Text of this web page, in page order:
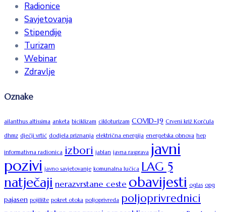
Radionice
Savjetovanja
Stipendije
Turizam
Webinar
Zdravlje
Oznake
ailanthus altissima anketa biciklizam cikloturizam COVID-19 Crveni križ Korčula
dhmz dječji vrtić dodjela priznanja električna energija energetska obnova hep
informativna radionica izbori jablan javna rasprava javni
pozivi javno savjetovanje komunalna lučica LAG 5
natječaji nerazvrstane ceste obavijesti oglas opg
pajasen pojilište pokret otoka poljoprivreda poljoprivrednici